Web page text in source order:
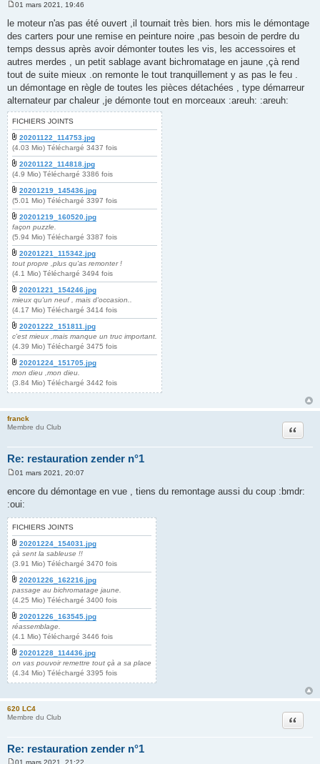
s
s
g
e
01 mars 2021, 19:46
le moteur n'as pas été ouvert ,il tournait très bien. hors mis le démontage
des carters pour une remise en peinture noire ,pas besoin de perdre du
temps dessus après avoir démonter toutes les vis, les accessoires et
autres merdes , un petit sablage avant bichromatage en jaune ,çà rend
tout de suite mieux .on remonte le tout tranquillement y as pas le feu .
un démontage en règle de toutes les pièces détachées , type démarreur
alternateur par chaleur ,je démonte tout en morceaux :areuh: :areuh:
FICHIERS JOINTS
20201122_114753.jpg
(4.03 Mio) Téléchargé 3437 fois
20201122_114818.jpg
(4.9 Mio) Téléchargé 3386 fois
20201219_145436.jpg
(5.01 Mio) Téléchargé 3397 fois
20201219_160520.jpg
façon puzzle.
(5.94 Mio) Téléchargé 3387 fois
20201221_115342.jpg
tout propre ,plus qu'as remonter !
(4.1 Mio) Téléchargé 3494 fois
20201221_154246.jpg
mieux qu'un neuf , mais d'occasion..
(4.17 Mio) Téléchargé 3414 fois
20201222_151811.jpg
c'est mieux ,mais manque un truc important.
(4.39 Mio) Téléchargé 3475 fois
20201224_151705.jpg
mon dieu ,mon dieu.
(3.84 Mio) Téléchargé 3442 fois
franck
Membre du Club
Re: restauration zender n°1
Citation
s
s
e
01 mars 2021, 20:07
encore du démontage en vue , tiens du remontage aussi du coup :bmdr:
:oui:
FICHIERS JOINTS
20201224_154031.jpg
çà sent la sableuse !!
(3.91 Mio) Téléchargé 3470 fois
20201226_162216.jpg
passage au bichromatage jaune.
(4.25 Mio) Téléchargé 3400 fois
20201226_163545.jpg
réassemblage.
(4.1 Mio) Téléchargé 3446 fois
20201228_114436.jpg
on vas pouvoir remettre tout çà a sa place
(4.34 Mio) Téléchargé 3395 fois
620 LC4
Membre du Club
Re: restauration zender n°1
Citation
01 mars 2021, 21:22